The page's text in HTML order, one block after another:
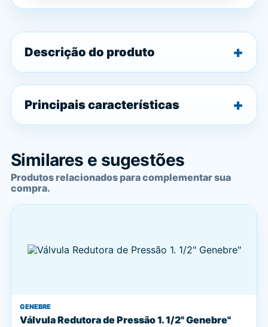
Descrição do produto
Principais características
Similares e sugestões
Produtos relacionados para complementar sua
compra.
GENEBRE
Válvula Redutora de Pressão 1. 1/2" Genebre"